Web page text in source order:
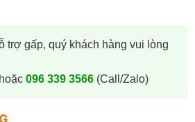
trợ gấp, quý khách hàng vui lòng
096 339 3566(Call/Zalo)